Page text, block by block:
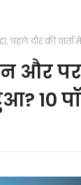
पहले दौर की
और
10